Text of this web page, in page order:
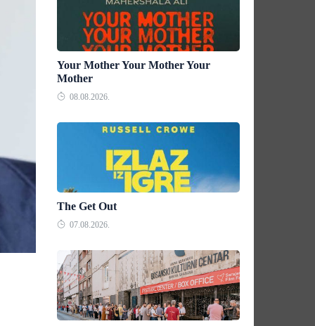
Your Mother Your Mother Your
Mother
08.08.2026.
The Get Out
07.08.2026.